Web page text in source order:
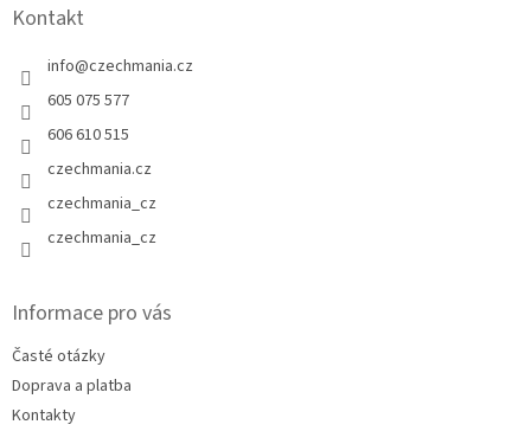
Kontakt
info@czechmania.cz
605 075 577
606 610 515
czechmania.cz
czechmania_cz
czechmania_cz
Informace pro vás
Časté otázky
Doprava a platba
Kontakty